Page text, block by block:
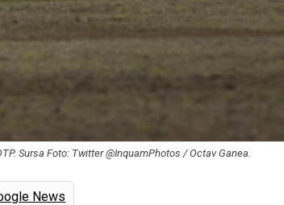
Sursa Foto: Twitter @InquamPhotos / Octav Ganea.
News